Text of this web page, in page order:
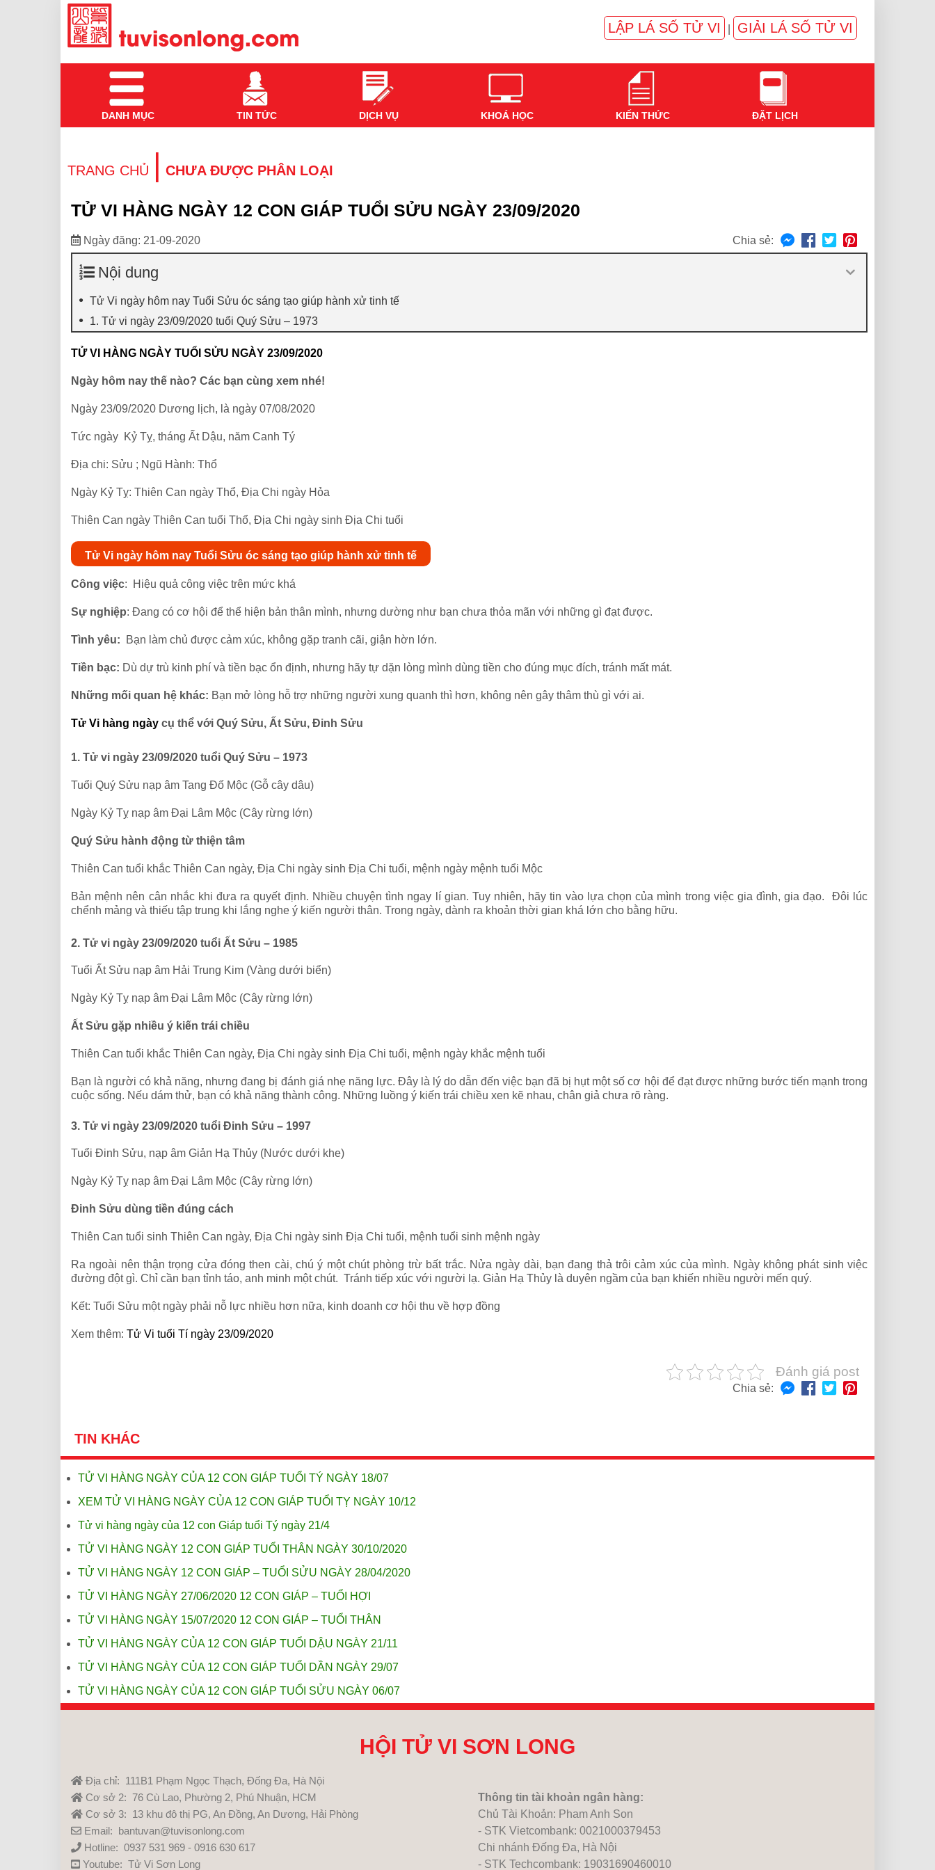
LẬP LÁ SỐ TỬ VI GIẢI LÁ SỐ TỬ VI
DANH MỤC TIN TỨC DỊCH VỤ KHOÁ HỌC KIẾN THỨC ĐẶT LỊCH
TRANG CHỦ | CHƯA ĐƯỢC PHÂN LOẠI
TỬ VI HÀNG NGÀY 12 CON GIÁP TUỔI SỬU NGÀY 23/09/2020
Ngày đăng: 21-09-2020 Chia sẻ:
Nội dung
Tử Vi ngày hôm nay Tuổi Sửu óc sáng tạo giúp hành xử tinh tế
1. Tử vi ngày 23/09/2020 tuổi Quý Sửu – 1973
TỬ VI HÀNG NGÀY TUỔI SỬU NGÀY 23/09/2020
Ngày hôm nay thế nào? Các bạn cùng xem nhé!
Ngày 23/09/2020 Dương lịch, là ngày 07/08/2020
Tức ngày Kỷ Tỵ, tháng Ất Dậu, năm Canh Tý
Địa chi: Sửu ; Ngũ Hành: Thổ
Ngày Kỷ Tỵ: Thiên Can ngày Thổ, Địa Chi ngày Hỏa
Thiên Can ngày Thiên Can tuổi Thổ, Địa Chi ngày sinh Địa Chi tuổi
Tử Vi ngày hôm nay Tuổi Sửu óc sáng tạo giúp hành xử tinh tế
Công việc: Hiệu quả công việc trên mức khá
Sự nghiệp: Đang có cơ hội để thể hiện bản thân mình, nhưng dường như bạn chưa thỏa mãn với những gì đạt được.
Tình yêu: Bạn làm chủ được cảm xúc, không gặp tranh cãi, giận hờn lớn.
Tiền bạc: Dù dự trù kinh phí và tiền bạc ổn định, nhưng hãy tự dặn lòng mình dùng tiền cho đúng mục đích, tránh mất mát.
Những mối quan hệ khác: Bạn mở lòng hỗ trợ những người xung quanh thì hơn, không nên gây thâm thù gì với ai.
Tử Vi hàng ngày cụ thể với Quý Sửu, Ất Sửu, Đinh Sửu
1. Tử vi ngày 23/09/2020 tuổi Quý Sửu – 1973
Tuổi Quý Sửu nạp âm Tang Đố Mộc (Gỗ cây dâu)
Ngày Kỷ Tỵ nạp âm Đại Lâm Mộc (Cây rừng lớn)
Quý Sửu hành động từ thiện tâm
Thiên Can tuổi khắc Thiên Can ngày, Địa Chi ngày sinh Địa Chi tuổi, mệnh ngày mệnh tuổi Mộc
Bản mệnh nên cân nhắc khi đưa ra quyết định. Nhiều chuyện tình ngay lí gian. Tuy nhiên, hãy tin vào lựa chọn của mình trong việc gia đình, gia đạo. Đôi lúc
chểnh mảng và thiếu tập trung khi lắng nghe ý kiến người thân. Trong ngày, dành ra khoản thời gian khá lớn cho bằng hữu.
2. Tử vi ngày 23/09/2020 tuổi Ất Sửu – 1985
Tuổi Ất Sửu nạp âm Hải Trung Kim (Vàng dưới biển)
Ngày Kỷ Tỵ nạp âm Đại Lâm Mộc (Cây rừng lớn)
Ất Sửu gặp nhiều ý kiến trái chiều
Thiên Can tuổi khắc Thiên Can ngày, Địa Chi ngày sinh Địa Chi tuổi, mệnh ngày khắc mệnh tuổi
Bạn là người có khả năng, nhưng đang bị đánh giá nhẹ năng lực. Đây là lý do dẫn đến việc bạn đã bị hụt một số cơ hội để đạt được những bước tiến mạnh trong
cuộc sống. Nếu dám thử, bạn có khả năng thành công. Những luồng ý kiến trái chiều xen kẽ nhau, chân giả chưa rõ ràng.
3. Tử vi ngày 23/09/2020 tuổi Đinh Sửu – 1997
Tuổi Đinh Sửu, nạp âm Giản Hạ Thủy (Nước dưới khe)
Ngày Kỷ Tỵ nạp âm Đại Lâm Mộc (Cây rừng lớn)
Đinh Sửu dùng tiền đúng cách
Thiên Can tuổi sinh Thiên Can ngày, Địa Chi ngày sinh Địa Chi tuổi, mệnh tuổi sinh mệnh ngày
Ra ngoài nên thận trọng cửa đóng then cài, chú ý một chút phòng trừ bất trắc. Nửa ngày dài, bạn đang thả trôi cảm xúc của mình. Ngày không phát sinh việc
đường đột gì. Chỉ cần bạn tỉnh táo, anh minh một chút. Tránh tiếp xúc với người lạ. Giản Hạ Thủy là duyên ngầm của bạn khiến nhiều người mến quý.
Kết: Tuổi Sửu một ngày phải nỗ lực nhiều hơn nữa, kinh doanh cơ hội thu về hợp đồng
Xem thêm: Tử Vi tuổi Tí ngày 23/09/2020
Đánh giá post
Chia sẻ:
TIN KHÁC
TỬ VI HÀNG NGÀY CỦA 12 CON GIÁP TUỔI TÝ NGÀY 18/07
XEM TỬ VI HÀNG NGÀY CỦA 12 CON GIÁP TUỔI TỴ NGÀY 10/12
Tử vi hàng ngày của 12 con Giáp tuổi Tý ngày 21/4
TỬ VI HÀNG NGÀY 12 CON GIÁP TUỔI THÂN NGÀY 30/10/2020
TỬ VI HÀNG NGÀY 12 CON GIÁP – TUỔI SỬU NGÀY 28/04/2020
TỬ VI HÀNG NGÀY 27/06/2020 12 CON GIÁP – TUỔI HỢI
TỬ VI HÀNG NGÀY 15/07/2020 12 CON GIÁP – TUỔI THÂN
TỬ VI HÀNG NGÀY CỦA 12 CON GIÁP TUỔI DẬU NGÀY 21/11
TỬ VI HÀNG NGÀY CỦA 12 CON GIÁP TUỔI DẦN NGÀY 29/07
TỬ VI HÀNG NGÀY CỦA 12 CON GIÁP TUỔI SỬU NGÀY 06/07
HỘI TỬ VI SƠN LONG
Địa chỉ: 111B1 Phạm Ngọc Thạch, Đống Đa, Hà Nội
Cơ sở 2: 76 Cù Lao, Phường 2, Phú Nhuận, HCM
Cơ sở 3: 13 khu đô thị PG, An Đồng, An Dương, Hải Phòng
Email: bantuvan@tuvisonlong.com
Hotline: 0937 531 969 - 0916 630 617
Youtube: Tử Vi Sơn Long
Thông tin tài khoản ngân hàng:
Chủ Tài Khoản: Pham Anh Son
- STK Vietcombank: 0021000379453
Chi nhánh Đống Đa, Hà Nội
- STK Techcombank: 19031690460010